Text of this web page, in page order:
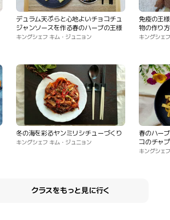
デュラム天ぷらと心地よいチョコチュ
ジャンソースを作る春のハーブの王様
キングシェフ キム・ジュニョン
免疫の王
物の作り方
キングシェ
冬の海を彩るヤンミリシチューづくり
キングシェフ キム・ジュニョン
春のハー
コのチャ
キングシェ
クラスをもっと見に行く